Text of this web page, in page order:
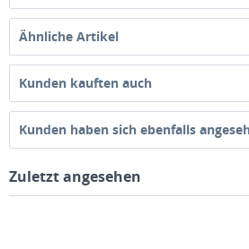
Ähnliche Artikel
Kunden kauften auch
Kunden haben sich ebenfalls
Zuletzt angesehen